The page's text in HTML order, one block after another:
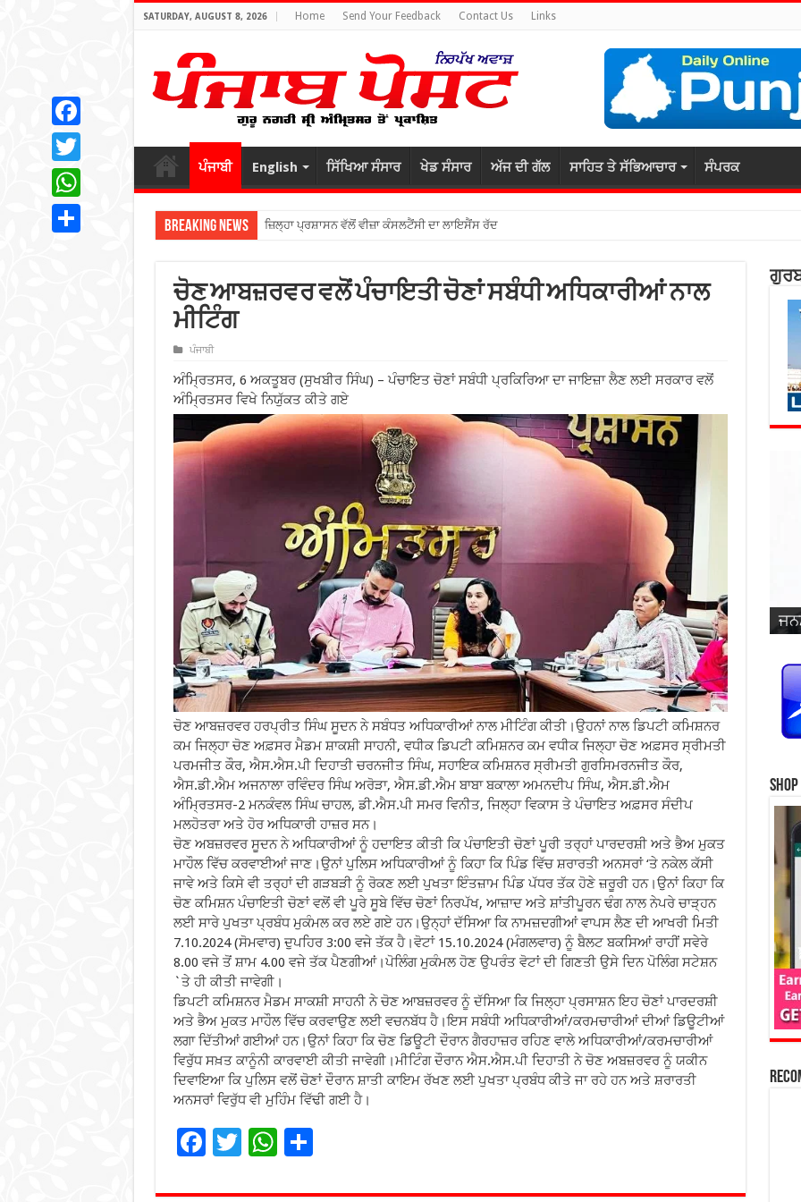
SATURDAY, AUGUST 8, 2026 Home Send Your Feedback Contact Us Links
ਪੰਜਾਬੀ English ਸਿੱਖਿਆ ਸੰਸਾਰ ਖੇਡ ਸੰਸਾਰ ਅੱਜ ਦੀ ਗੱਲ ਸਾਹਿਤ ਤੇ ਸੱਭਿਆਚਾਰ ਸੰਪਰਕ
Breaking News ਜ਼ਿਲ੍ਹਾ ਪ੍ਰਸ਼ਾਸਨ ਵੱਲੋਂ ਵੀਜ਼ਾ ਕੰਸਲਟੈਂਸੀ ਦਾ ਲਾਇਸੈਂਸ ਰੱਦ
ਚੋਣ ਆਬਜ਼ਰਵਰ ਵਲੋਂ ਪੰਚਾਇਤੀ ਚੋਣਾਂ ਸਬੰਧੀ ਅਧਿਕਾਰੀਆਂ ਨਾਲ
ਮੀਟਿੰਗ
ਪੰਜਾਬੀ
ਅੰਮ੍ਰਿਤਸਰ, 6 ਅਕਤੂਬਰ (ਸੁਖਬੀਰ ਸਿੰਘ) – ਪੰਚਾਇਤ ਚੋਣਾਂ ਸਬੰਧੀ ਪ੍ਰਕਿਰਿਆ ਦਾ ਜਾਇਜ਼ਾ ਲੈਣ ਲਈ ਸਰਕਾਰ ਵਲੋਂ
ਅੰਮ੍ਰਿਤਸਰ ਵਿਖੇ ਨਿਯੁੱਕਤ ਕੀਤੇ ਗਏ
ਚੋਣ ਆਬਜ਼ਰਵਰ ਹਰਪ੍ਰੀਤ ਸਿੰਘ ਸੂਦਨ ਨੇ ਸਬੰਧਤ ਅਧਿਕਾਰੀਆਂ ਨਾਲ ਮੀਟਿੰਗ ਕੀਤੀ।ਉਹਨਾਂ ਨਾਲ ਡਿਪਟੀ ਕਮਿਸ਼ਨਰ
ਕਮ ਜਿਲ੍ਹਾ ਚੋਣ ਅਫ਼ਸਰ ਮੈਡਮ ਸ਼ਾਕਸ਼ੀ ਸਾਹਨੀ, ਵਧੀਕ ਡਿਪਟੀ ਕਮਿਸ਼ਨਰ ਕਮ ਵਧੀਕ ਜਿਲ੍ਹਾ ਚੋਣ ਅਫ਼ਸਰ ਸ੍ਰੀਮਤੀ
ਪਰਮਜੀਤ ਕੌਰ, ਐਸ.ਐਸ.ਪੀ ਦਿਹਾਤੀ ਚਰਨਜੀਤ ਸਿੰਘ, ਸਹਾਇਕ ਕਮਿਸ਼ਨਰ ਸ੍ਰੀਮਤੀ ਗੁਰਸਿਮਰਨਜੀਤ ਕੌਰ,
ਐਸ.ਡੀ.ਐਮ ਅਜਨਾਲਾ ਰਵਿੰਦਰ ਸਿੰਘ ਅਰੋੜਾ, ਐਸ.ਡੀ.ਐਮ ਬਾਬਾ ਬਕਾਲਾ ਅਮਨਦੀਪ ਸਿੰਘ, ਐਸ.ਡੀ.ਐਮ
ਅੰਮ੍ਰਿਤਸਰ-2 ਮਨਕੰਵਲ ਸਿੰਘ ਚਾਹਲ, ਡੀ.ਐਸ.ਪੀ ਸਮਰ ਵਿਨੀਤ, ਜਿਲ੍ਹਾ ਵਿਕਾਸ ਤੇ ਪੰਚਾਇਤ ਅਫ਼ਸਰ ਸੰਦੀਪ
ਮਲਹੋਤਰਾ ਅਤੇ ਹੋਰ ਅਧਿਕਾਰੀ ਹਾਜ਼ਰ ਸਨ।
ਚੋਣ ਅਬਜ਼ਰਵਰ ਸੂਦਨ ਨੇ ਅਧਿਕਾਰੀਆਂ ਨੂੰ ਹਦਾਇਤ ਕੀਤੀ ਕਿ ਪੰਚਾਇਤੀ ਚੋਣਾਂ ਪੂਰੀ ਤਰ੍ਹਾਂ ਪਾਰਦਰਸ਼ੀ ਅਤੇ ਭੈਅ ਮੁਕਤ
ਮਾਹੌਲ ਵਿੱਚ ਕਰਵਾਈਆਂ ਜਾਣ।ਉਨਾਂ ਪੁਲਿਸ ਅਧਿਕਾਰੀਆਂ ਨੂੰ ਕਿਹਾ ਕਿ ਪਿੰਡ ਵਿੱਚ ਸ਼ਰਾਰਤੀ ਅਨਸਰਾਂ ‘ਤੇ ਨਕੇਲ ਕੱਸੀ
ਜਾਵੇ ਅਤੇ ਕਿਸੇ ਵੀ ਤਰ੍ਹਾਂ ਦੀ ਗੜਬੜੀ ਨੂੰ ਰੋਕਣ ਲਈ ਪੁਖਤਾ ਇੰਤਜ਼ਾਮ ਪਿੰਡ ਪੱਧਰ ਤੱਕ ਹੋਣੇ ਜ਼ਰੂਰੀ ਹਨ।ਉਨਾਂ ਕਿਹਾ ਕਿ
ਚੋਣ ਕਮਿਸ਼ਨ ਪੰਚਾਇਤੀ ਚੋਣਾਂ ਵਲੋਂ ਵੀ ਪੂਰੇ ਸੂਬੇ ਵਿੱਚ ਚੋਣਾਂ ਨਿਰਪੱਖ, ਆਜ਼ਾਦ ਅਤੇ ਸ਼ਾਂਤੀਪੂਰਨ ਢੰਗ ਨਾਲ ਨੇਪਰੇ ਚਾੜ੍ਹਨ
ਲਈ ਸਾਰੇ ਪੁਖਤਾ ਪ੍ਰਬੰਧ ਮੁਕੰਮਲ ਕਰ ਲਏ ਗਏ ਹਨ।ਉਨ੍ਹਾਂ ਦੱਸਿਆ ਕਿ ਨਾਮਜ਼ਦਗੀਆਂ ਵਾਪਸ ਲੈਣ ਦੀ ਆਖਰੀ ਮਿਤੀ
7.10.2024 (ਸੋਮਵਾਰ) ਦੁਪਹਿਰ 3:00 ਵਜੇ ਤੱਕ ਹੈ।ਵੋਟਾਂ 15.10.2024 (ਮੰਗਲਵਾਰ) ਨੂੰ ਬੈਲਟ ਬਕਸਿਆਂ ਰਾਹੀਂ ਸਵੇਰੇ
8.00 ਵਜੇ ਤੋਂ ਸ਼ਾਮ 4.00 ਵਜੇ ਤੱਕ ਪੈਣਗੀਆਂ।ਪੋਲਿੰਗ ਮੁਕੰਮਲ ਹੋਣ ਉਪਰੰਤ ਵੋਟਾਂ ਦੀ ਗਿਣਤੀ ਉਸੇ ਦਿਨ ਪੋਲਿੰਗ ਸਟੇਸ਼ਨ
`ਤੇ ਹੀ ਕੀਤੀ ਜਾਵੇਗੀ।
ਡਿਪਟੀ ਕਮਿਸ਼ਨਰ ਮੈਡਮ ਸਾਕਸ਼ੀ ਸਾਹਨੀ ਨੇ ਚੋਣ ਆਬਜ਼ਰਵਰ ਨੂੰ ਦੱਸਿਆ ਕਿ ਜਿਲ੍ਹਾ ਪ੍ਰਸਾਸ਼ਨ ਇਹ ਚੋਣਾਂ ਪਾਰਦਰਸ਼ੀ
ਅਤੇ ਭੈਅ ਮੁਕਤ ਮਾਹੌਲ ਵਿੱਚ ਕਰਵਾਉਣ ਲਈ ਵਚਨਬੱਧ ਹੈ।ਇਸ ਸਬੰਧੀ ਅਧਿਕਾਰੀਆਂ/ਕਰਮਚਾਰੀਆਂ ਦੀਆਂ ਡਿਊਟੀਆਂ
ਲਗਾ ਦਿੱਤੀਆਂ ਗਈਆਂ ਹਨ।ਉਨਾਂ ਕਿਹਾ ਕਿ ਚੋਣ ਡਿਊਟੀ ਦੌਰਾਨ ਗੈਰਹਾਜ਼ਰ ਰਹਿਣ ਵਾਲੇ ਅਧਿਕਾਰੀਆਂ/ਕਰਮਚਾਰੀਆਂ
ਵਿਰੁੱਧ ਸਖ਼ਤ ਕਾਨੂੰਨੀ ਕਾਰਵਾਈ ਕੀਤੀ ਜਾਵੇਗੀ।ਮੀਟਿੰਗ ਦੌਰਾਨ ਐਸ.ਐਸ.ਪੀ ਦਿਹਾਤੀ ਨੇ ਚੋਣ ਅਬਜ਼ਰਵਰ ਨੂੰ ਯਕੀਨ
ਦਿਵਾਇਆ ਕਿ ਪੁਲਿਸ ਵਲੋਂ ਚੋਣਾਂ ਦੌਰਾਨ ਸ਼ਾਤੀ ਕਾਇਮ ਰੱਖਣ ਲਈ ਪੁਖਤਾ ਪ੍ਰਬੰਧ ਕੀਤੇ ਜਾ ਰਹੇ ਹਨ ਅਤੇ ਸ਼ਰਾਰਤੀ
ਅਨਸਰਾਂ ਵਿਰੁੱਧ ਵੀ ਮੁਹਿੰਮ ਵਿੱਢੀ ਗਈ ਹੈ।
F
T W S
Facebook
Twitter
WhatsApp